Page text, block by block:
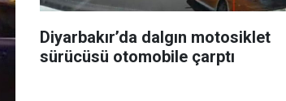
Diyarbakır’da dalgın motosiklet
sürücüsü otomobile çarptı